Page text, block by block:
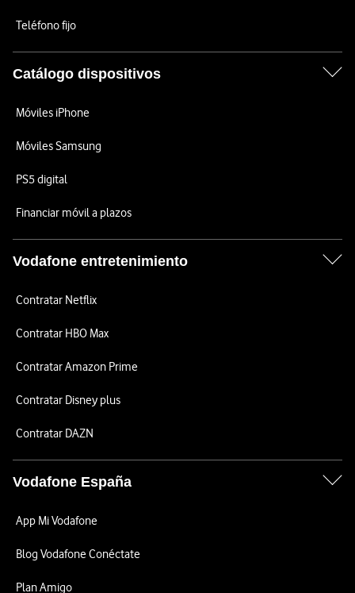
Teléfono fijo
Catálogo dispositivos
Móviles iPhone
Móviles Samsung
PS5 digital
Financiar móvil a plazos
Vodafone entretenimiento
Contratar Netflix
Contratar HBO Max
Contratar Amazon Prime
Contratar Disney plus
Contratar DAZN
Vodafone España
App Mi Vodafone
Blog Vodafone Conéctate
Plan Amigo